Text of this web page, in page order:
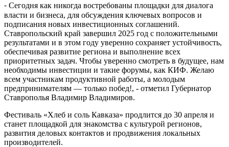
⁃ Сегодня как никогда востребованы площадки для диалога
власти и бизнеса, для обсуждения ключевых вопросов и
подписания новых инвестиционных соглашений.
Ставропольский край завершил 2025 год с положительными
результатами и в этом году уверенно сохраняет устойчивость,
обеспечивая развитие региона и выполнение всех
приоритетных задач. Чтобы уверенно смотреть в будущее, нам
необходимы инвестиции и такие форумы, как КИФ. Желаю
всем участникам продуктивной работы, а молодым
предпринимателям — только побед!, - отметил Губернатор
Ставрополья Владимир Владимиров.
Фестиваль «Хлеб и соль Кавказа» продлится до 30 апреля и
станет площадкой для знакомства с культурой регионов,
развития деловых контактов и продвижения локальных
производителей.